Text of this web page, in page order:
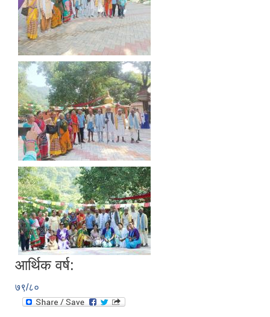
आर्थिक वर्ष:
७९/८०